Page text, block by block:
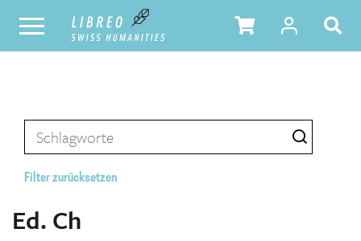
Filter zurücksetzen
Ed. Ch